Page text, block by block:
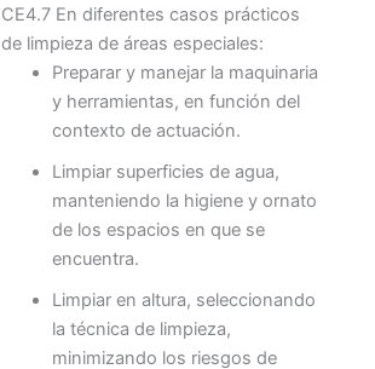
CE4.7 En diferentes casos prácticos
de limpieza de áreas especiales:
Preparar y manejar la maquinaria
y herramientas, en función del
contexto de actuación.
Limpiar superficies de agua,
manteniendo la higiene y ornato
de los espacios en que se
encuentra.
Limpiar en altura, seleccionando
la técnica de limpieza,
minimizando los riesgos de